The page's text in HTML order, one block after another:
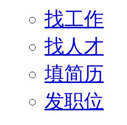
找工作
找人才
填简历
发职位